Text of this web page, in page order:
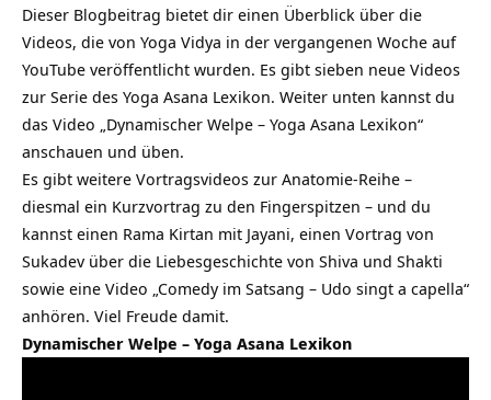
Dieser Blogbeitrag bietet dir einen Überblick über die
Videos, die von Yoga Vidya in der vergangenen Woche auf
YouTube veröffentlicht wurden. Es gibt sieben neue Videos
zur Serie des Yoga Asana Lexikon. Weiter unten kannst du
das Video „Dynamischer Welpe – Yoga Asana Lexikon“
anschauen und üben.
Es gibt weitere Vortragsvideos zur Anatomie-Reihe –
diesmal ein Kurzvortrag zu den Fingerspitzen – und du
kannst einen Rama Kirtan mit Jayani, einen Vortrag von
Sukadev über die Liebesgeschichte von Shiva und Shakti
sowie eine Video „Comedy im Satsang – Udo singt a capella“
anhören. Viel Freude damit.
Dynamischer Welpe – Yoga Asana Lexikon